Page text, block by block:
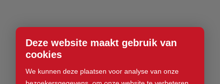
Deze website maakt gebruik van
cookies
We kunnen deze plaatsen voor analyse van onze